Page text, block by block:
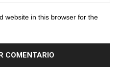
website in this browser for the